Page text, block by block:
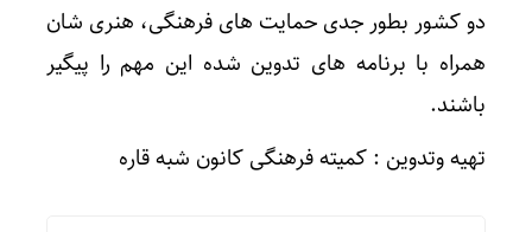
دو کشور بطور جدی حمایت های فرهنگی، هنری شان
همراه با برنامه های تدوین شده این مهم را پیگیر
باشند.
تهیه وتدوین : کمیته فرهنگی کانون شبه قاره